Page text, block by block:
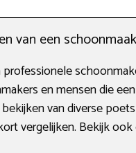
van een
en mensen die
van diverse
vergelijken. Bekijk